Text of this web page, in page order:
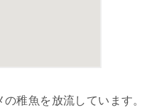
稚魚を放流しています。